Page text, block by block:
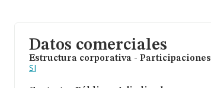
Datos comerciales
Estructura corporativa - Participaciones
SI